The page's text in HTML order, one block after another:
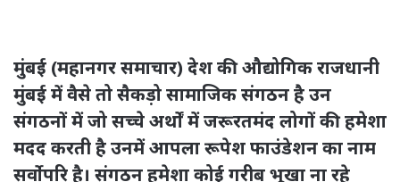
मुंबई (महानगर समाचार) देश की औद्योगिक राजधानी
मुंबई में वैसे तो सैकड़ो सामाजिक संगठन है उन
संगठनों में जो सच्चे अर्थों में जरूरतमंद लोगों की हमेशा
मदद करती है उनमें आपला रूपेश फाउंडेशन का नाम
सर्वोपरि है। संगठन हमेशा कोई गरीब भूखा ना रहे